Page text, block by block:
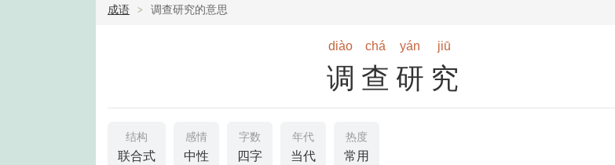
成语 调查研究的意思
diào chá yán jiū
调查研究
结构
联合式
感情
中性
字数
四字
年代
当代
热度
常用